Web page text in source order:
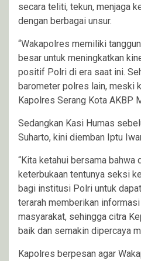
secara teliti, tekun, menjaga
dengan berbagai unsur.
“Wakapolres memiliki
besar untuk meningkatkan
positif Polri di era saat ini.
barometer polres lain, meski
Kapolres Serang Kota AKBP
Sedangkan Kasi Humas
Suharto, kini diemban Iptu
“Kita ketahui bersama bahwa
keterbukaan tentunya seksi
bagi institusi Polri untuk
terarah memberikan
masyarakat, sehingga citra
baik dan semakin dipercaya
Kapolres berpesan agar